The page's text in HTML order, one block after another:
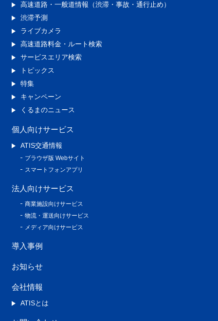
高速道路・一般道情報（渋滞・事故・通行止め）
渋滞予測
ライブカメラ
高速道路料金・ルート検索
サービスエリア検索
トピックス
特集
キャンペーン
くるまのニュース
個人向けサービス
ATIS交通情報
ブラウザ版 Webサイト
スマートフォンアプリ
法人向けサービス
商業施設向けサービス
物流・運送向けサービス
メディア向けサービス
導入事例
お知らせ
会社情報
ATISとは